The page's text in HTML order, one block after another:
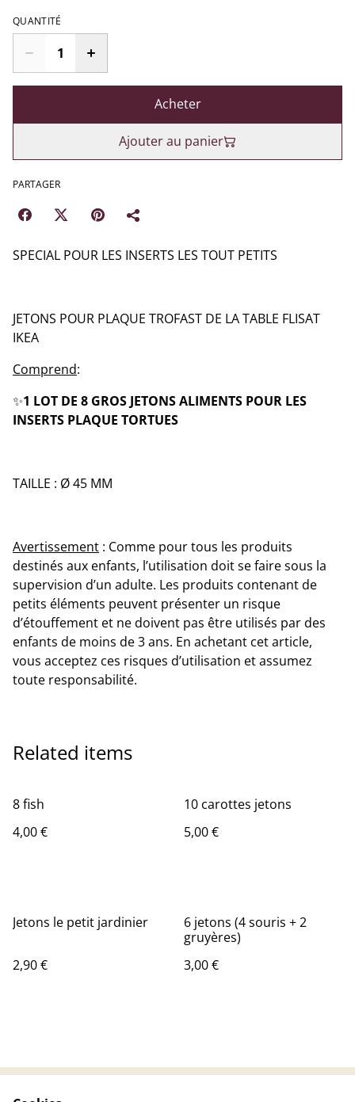
QUANTITÉ
Acheter
Ajouter au panier
PARTAGER
SPECIAL POUR LES INSERTS LES TOUT PETITS
JETONS POUR PLAQUE TROFAST DE LA TABLE FLISAT
IKEA
Comprend:
✨️1 LOT DE 8 GROS JETONS ALIMENTS POUR LES
INSERTS PLAQUE TORTUES
TAILLE : Ø 45 MM
Avertissement : Comme pour tous les produits
destinés aux enfants, l’utilisation doit se faire sous la
supervision d’un adulte. Les produits contenant de
petits éléments peuvent présenter un risque
d’étouffement et ne doivent pas être utilisés par des
enfants de moins de 3 ans. En achetant cet article,
vous acceptez ces risques d’utilisation et assumez
toute responsabilité.
Related items
8 fish
4,00 €
10 carottes jetons
5,00 €
Jetons le petit jardinier
2,90 €
6 jetons (4 souris + 2
gruyères)
3,00 €